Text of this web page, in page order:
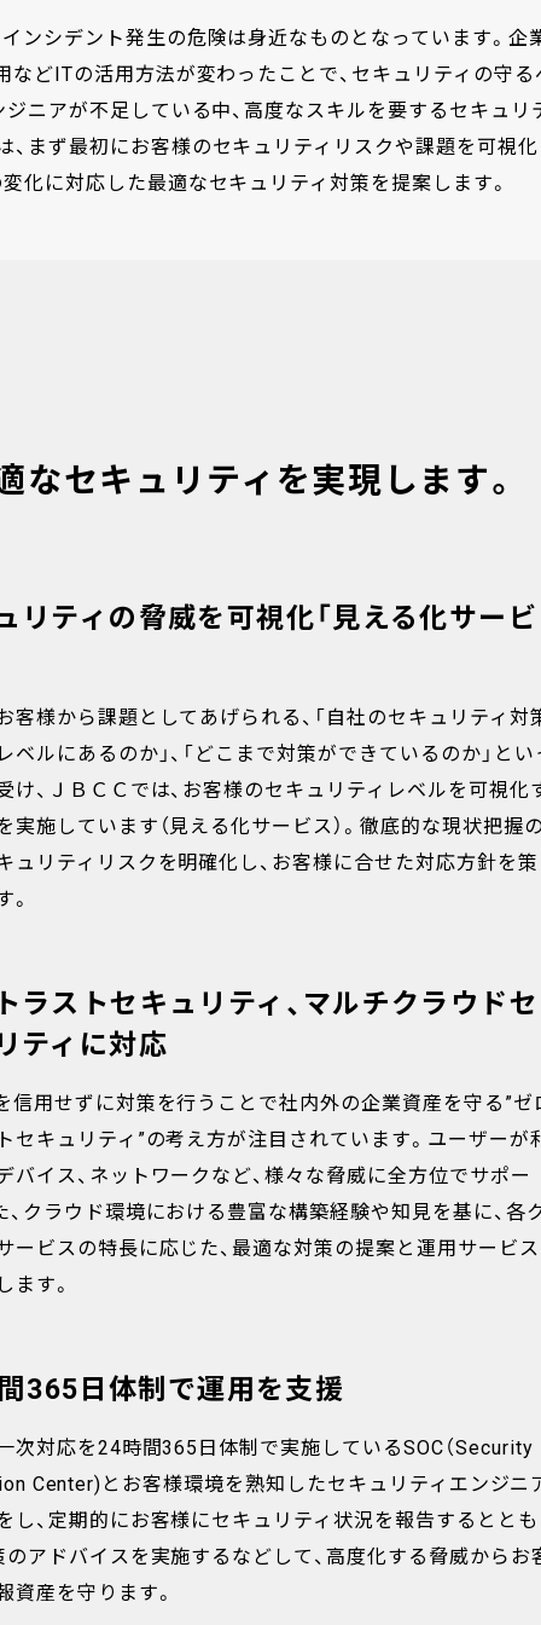
ンシデント発生の危険は身近なものとなっています。企
どITの活用方法が変わったことで、セキュリティの守る
ニアが不足している中、高度なスキルを要するセキュリ
まず最初にお客様のセキュリティリスクや課題を可視化
化に対応した最適なセキュリティ対策を提案します。
なセキュリティを実現します。
リティの脅威を可視化「見える化サービ
客様から課題としてあげられる、「自社のセキュリティ対
ベルにあるのか」、「どこまで対策ができているのか」とい
け、ＪＢＣＣでは、お客様のセキュリティレベルを可視化
実施しています（見える化サービス）。徹底的な現状把握
ュリティリスクを明確化し、お客様に合せた対応方針を策
。
ラストセキュリティ、マルチクラウドセ
ティに対応
信用せずに対策を行うことで社内外の企業資産を守る”ゼ
セキュリティ”の考え方が注目されています。ユーザーが
バイス、ネットワークなど、様々な脅威に全方位でサポー
、クラウド環境における豊富な構築経験や知見を基に、各
ービスの特長に応じた、最適な対策の提案と運用サービス
ます。
365日体制で運用を支援
次対応を24時間365日体制で実施しているSOC（Security
Center)とお客様環境を熟知したセキュリティエンジニ
し、定期的にお客様にセキュリティ状況を報告するととも
のアドバイスを実施するなどして、高度化する脅威からお
資産を守ります。